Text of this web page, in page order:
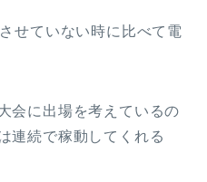
せていない時に比べて電
会に出場を考えているの
連続で稼動してくれる